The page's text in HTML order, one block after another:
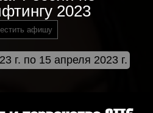
2023
афишу
г. по 15 апреля 2023 г.